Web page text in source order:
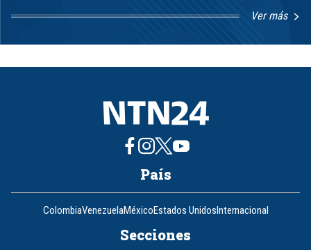
Ver más
1
8
País
ColombiaVenezuelaMéxicoEstados UnidosInternacional
Secciones